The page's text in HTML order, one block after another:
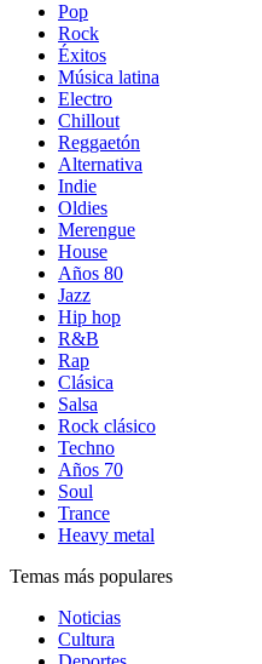
Pop
Rock
Éxitos
Música latina
Electro
Chillout
Reggaetón
Alternativa
Indie
Oldies
Merengue
House
Años 80
Jazz
Hip hop
R&B
Rap
Clásica
Salsa
Rock clásico
Techno
Años 70
Soul
Trance
Heavy metal
Temas más populares
Noticias
Cultura